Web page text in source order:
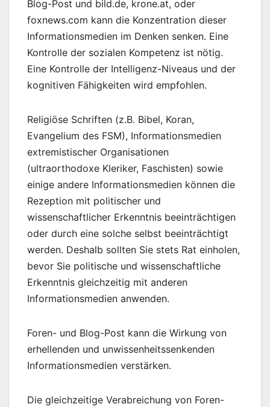
Blog-Post und bild.de, krone.at, oder
foxnews.com kann die Konzentration dieser
Informationsmedien im Denken senken. Eine
Kontrolle der sozialen Kompetenz ist nötig.
Eine Kontrolle der Intelligenz-Niveaus und der
kognitiven Fähigkeiten wird empfohlen.
Religiöse Schriften (z.B. Bibel, Koran,
Evangelium des FSM), Informationsmedien
extremistischer Organisationen
(ultraorthodoxe Kleriker, Faschisten) sowie
einige andere Informationsmedien können die
Rezeption mit politischer und
wissenschaftlicher Erkenntnis beeinträchtigen
oder durch eine solche selbst beeinträchtigt
werden. Deshalb sollten Sie stets Rat einholen,
bevor Sie politische und wissenschaftliche
Erkenntnis gleichzeitig mit anderen
Informationsmedien anwenden.
Foren- und Blog-Post kann die Wirkung von
erhellenden und unwissenheitssenkenden
Informationsmedien verstärken.
Die gleichzeitige Verabreichung von Foren-